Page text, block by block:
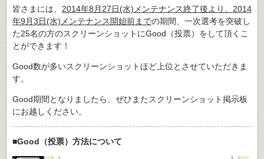
皆さまには、 2014年8月27日(水)メンテナンス終了後より、2014
年9月3日(水)メンテナンス開始前までの期間、一次選考を突破し
た25名の方のスクリーンショットにGood（投票）をして頂くこ
とができます！
Good数が多いスクリーンショットほど上位とさせていただきま
す。
Good期間となりましたら、ぜひまたスクリーンショット掲示板
にお越しください。
■Good（投票）方法について